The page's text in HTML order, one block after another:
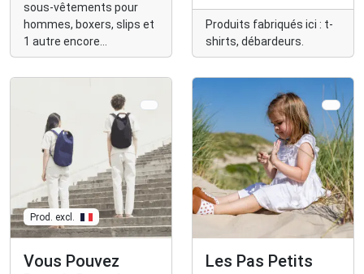
sous-vêtements pour
hommes, boxers, slips et
1 autre encore...
Produits fabriqués ici : t-
shirts, débardeurs.
Prod. excl.
Vous Pouvez
Les Pas Petits